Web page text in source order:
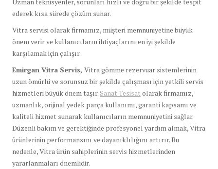
ederek kısa sürede çözüm sunar.
Vitra servisi olarak firmamız, müşteri memnuniyetine büyük
önem verir ve kullanıcıların ihtiyaçlarını en iyi şekilde
karşılamak için çalışır.
Emirgan Vitra Servis, Vitra gömme rezervuar sistemlerinin
uzun ömürlü ve sorunsuz bir şekilde çalışması için yetkili servis
hizmetleri büyük önem taşır. Sanat Tesisat olarak firmamız,
uzmanlık, orijinal yedek parça kullanımı, garanti kapsamı ve
kaliteli hizmet sunarak kullanıcıların memnuniyetini sağlar.
Düzenli bakım ve gerektiğinde profesyonel yardım almak, Vitra
ürünlerinin performansını ve dayanıklılığını artırır. Bu
nedenle, Vitra ürün sahiplerinin servis hizmetlerinden
yararlanmaları önemlidir.